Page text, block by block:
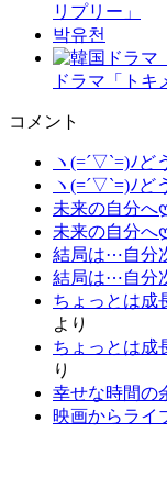
リプリー」
박유천
ドラマ「トキ
コメント
ヽ(=´▽`=)ﾉど
ヽ(=´▽`=)ﾉど
未来の自分
未来の自分
結局は⋯自分
結局は⋯自分
ちょっとは成
より
ちょっとは成
り
幸せな時間の
映画からライ